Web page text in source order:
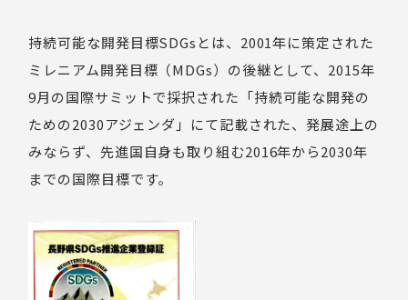
持続可能な開発目標SDGsとは、2001年に策定された
ミレニアム開発目標（MDGs）の後継として、 2015年
9月の国際サミットで採択された「持続可能な開発の
ための2030アジェンダ」にて記載された、発展途上の
みならず、先進国自身も取り組む2016年から2030年
までの国際目標です。